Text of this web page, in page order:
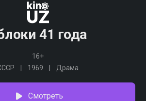
41 года
16+
1969 Драма
Смотреть